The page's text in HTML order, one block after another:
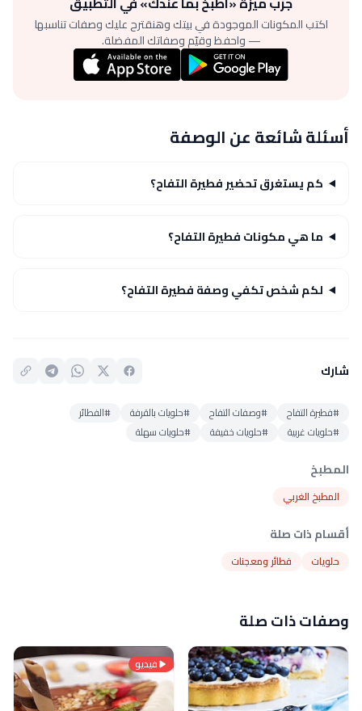
اكتب المكونات الموجودة في بيتك وهنقترح عليك وصفات تناسبها
— واحفظ وقيّم وصفاتك المفضلة.
أسئلة شائعة عن الوصفة
كم يستغرق تحضير فطيرة التفاح؟
ما هي مكونات فطيرة التفاح؟
لكم شخص تكفي وصفة فطيرة التفاح؟
شارك
#فطيرة التفاح #وصفات التفاح #حلويات بالقرفة
#الفطائر
#حلويات غربية
#حلويات خفيفة #حلويات سهلة
المطبخ
المطبخ الغربي
أقسام ذات صلة
حلويات فطائر ومعجنات
وصفات ذات صلة
فيديو